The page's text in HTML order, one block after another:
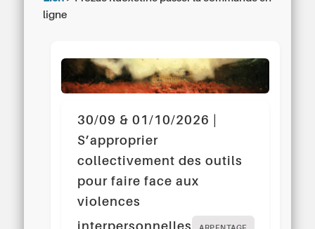
ligne
30/09 & 01/10/2026 |
S’approprier
collectivement des outils
pour faire face aux
violences